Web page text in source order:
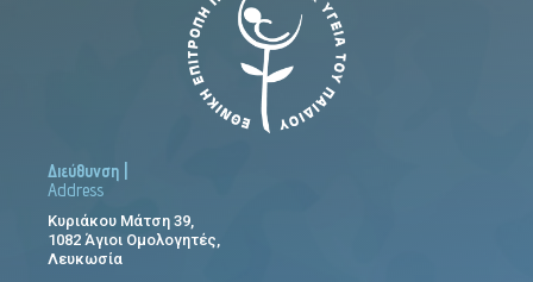
Διεύθυνση |
Address
Κυριάκου Μάτση 39,
1082 Άγιοι Ομολογητές,
Λευκωσία